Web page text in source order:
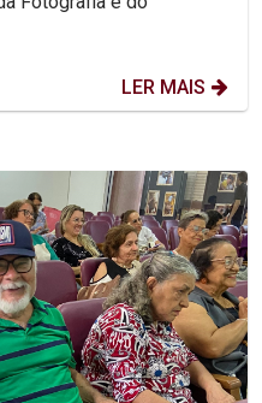
LER MAIS